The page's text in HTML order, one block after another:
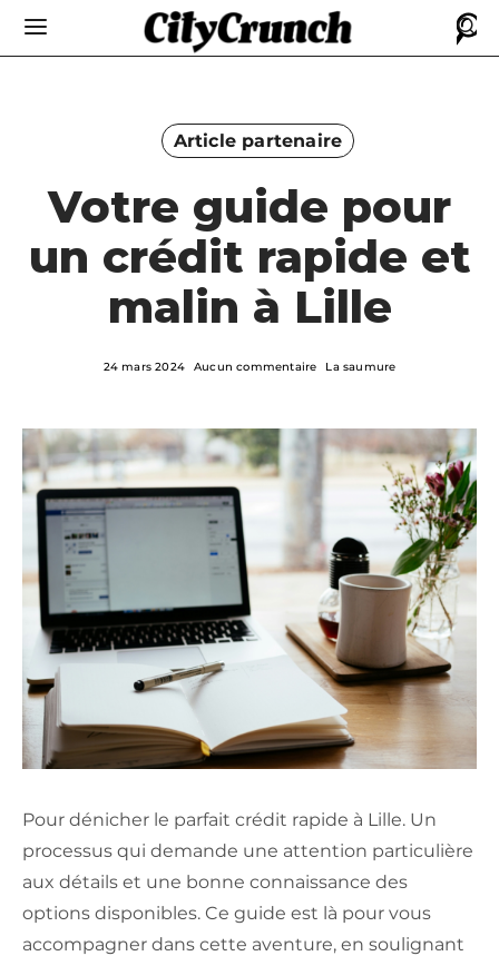
Article partenaire
Votre guide pour
un crédit rapide et
malin à Lille
24 mars 2024 Aucun commentaire La saumure
Pour dénicher le parfait crédit rapide à Lille. Un
processus qui demande une attention particulière
aux détails et une bonne connaissance des
options disponibles. Ce guide est là pour vous
accompagner dans cette aventure, en soulignant